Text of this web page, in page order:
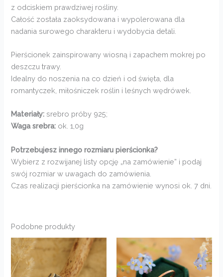
z odciskiem prawdziwej rośliny.
Całość została zaoksydowana i wypolerowana dla
nadania surowego charakteru i wydobycia detali.
Pierścionek zainspirowany wiosną i zapachem mokrej po
deszczu trawy.
Idealny do noszenia na co dzień i od święta, dla
romantyczek, miłośniczek roślin i leśnych wędrówek.
Materiały: srebro próby 925;
Waga srebra: ok. 1,0g
Potrzebujesz innego rozmiaru pierścionka?
Wybierz z rozwijanej listy opcję „na zamówienie” i podaj
swój rozmiar w uwagach do zamówienia.
Czas realizacji pierścionka na zamówienie wynosi ok. 7 dni.
Podobne produkty